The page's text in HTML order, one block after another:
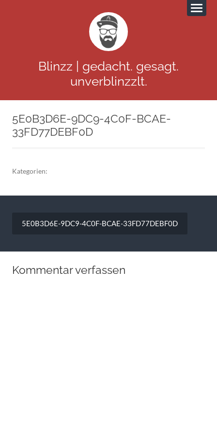
Blinzz | gedacht. gesagt.
unverblinzzlt.
5E0B3D6E-9DC9-4C0F-BCAE-
33FD77DEBF0D
Kategorien:
5E0B3D6E-9DC9-4C0F-BCAE-33FD77DEBF0D
Kommentar verfassen